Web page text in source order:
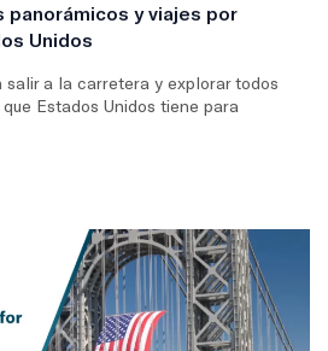
y viajes por
Unidos
salir a la carretera y explorar todos
Estados Unidos tiene para